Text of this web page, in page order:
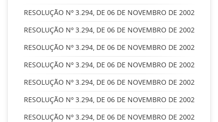
RESOLUÇÃO Nº 3.294, DE 06 DE NOVEMBRO DE 2002
RESOLUÇÃO Nº 3.294, DE 06 DE NOVEMBRO DE 2002
RESOLUÇÃO Nº 3.294, DE 06 DE NOVEMBRO DE 2002
RESOLUÇÃO Nº 3.294, DE 06 DE NOVEMBRO DE 2002
RESOLUÇÃO Nº 3.294, DE 06 DE NOVEMBRO DE 2002
RESOLUÇÃO Nº 3.294, DE 06 DE NOVEMBRO DE 2002
RESOLUÇÃO Nº 3.294, DE 06 DE NOVEMBRO DE 2002